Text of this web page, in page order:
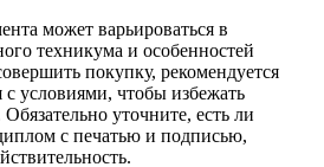
может варьироваться в
техникума и особенностей
покупку, рекомендуется
с условиями, чтобы избежать
уточните, есть ли
с печатью и подписью,